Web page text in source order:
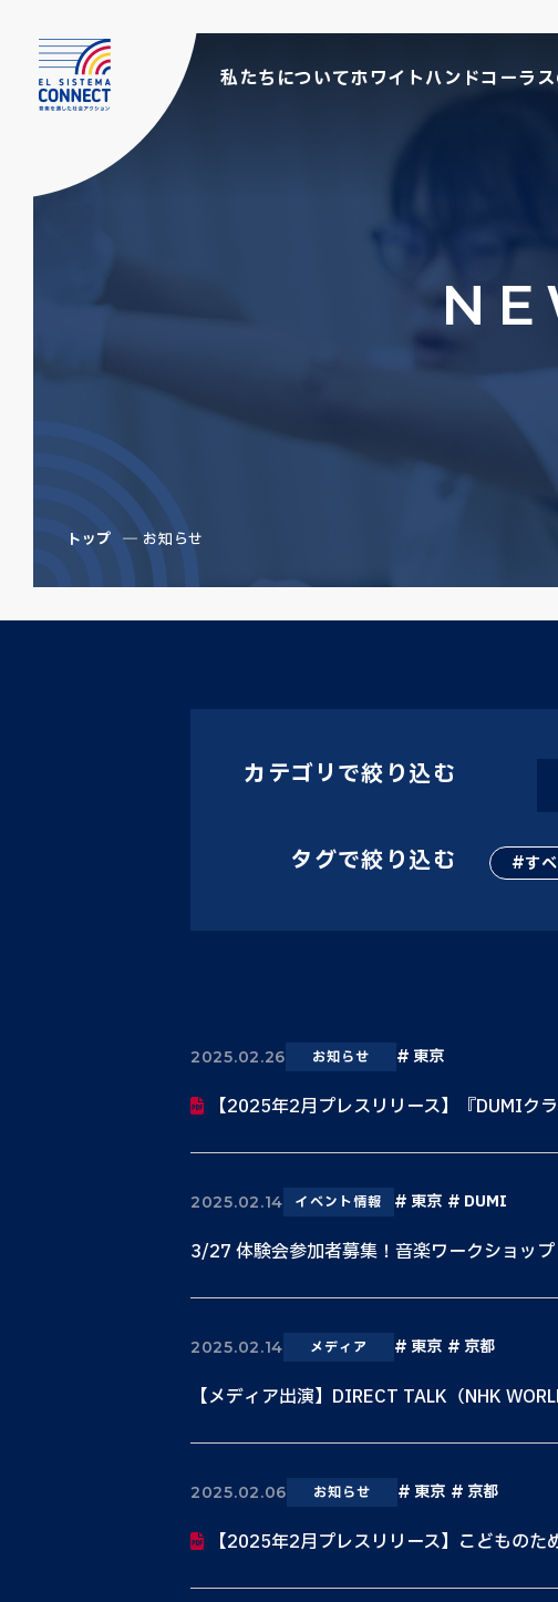
私たちについてホワイトハンドコーラ
トップ お知らせ
カテゴリで絞り込む
タグで絞り込む す
2025.02.26 お知らせ 東京
【2025年2月プレスリリース】『DUMIク
2025.02.14 イベント情報 東京 DUMI
3/27 体験会参加者募集！音楽ワークショップ
2025.02.14 メディア 東京 京都
【メディア出演】DIRECT TALK（NHK
2025.02.06 お知らせ 東京 京都
【2025年2月プレスリリース】こどもの